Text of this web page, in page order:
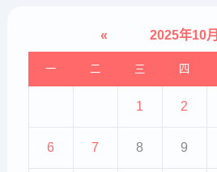
« 2025年10月
一 二 三 四
1 2
6 7 8 9